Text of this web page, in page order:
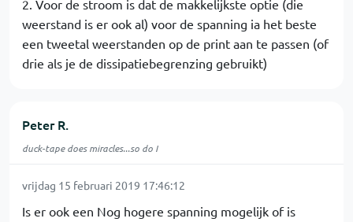
2. Voor de stroom is dat de makkelijkste optie (die
weerstand is er ook al) voor de spanning ia het beste
een tweetal weerstanden op de print aan te passen (of
drie als je de dissipatiebegrenzing gebruikt)
Peter R.
duck-tape does miracles...so do I
vrijdag 15 februari 2019 17:46:12
Is er ook een Nog hogere spanning mogelijk of is